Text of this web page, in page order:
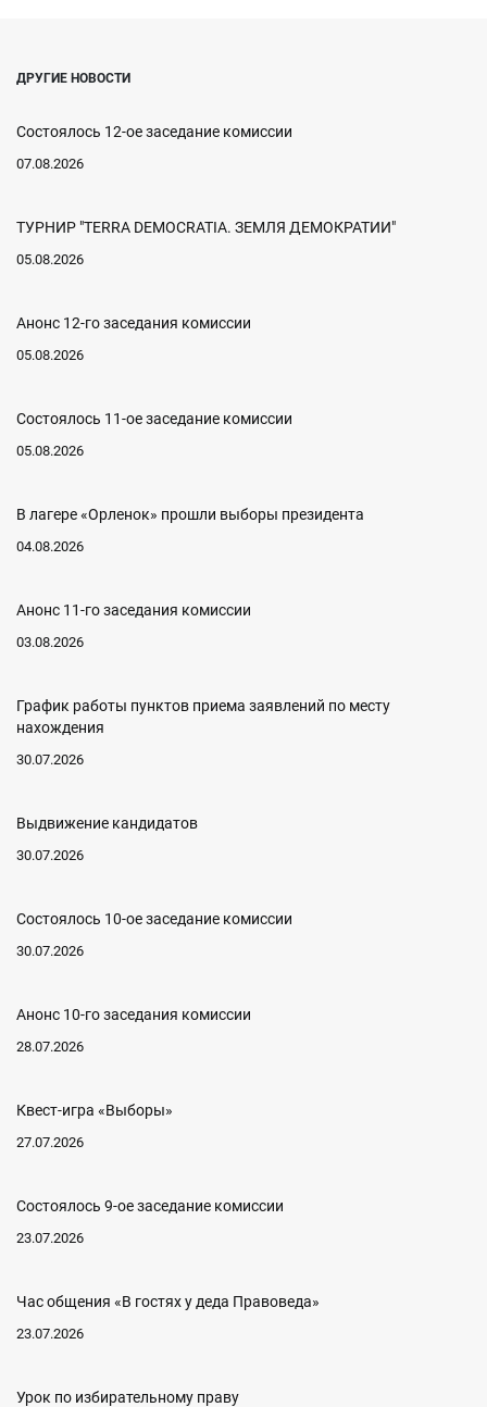
ДРУГИЕ НОВОСТИ
Состоялось 12-ое заседание комиссии
07.08.2026
ТУРНИР "TERRA DEMOCRATIA. ЗЕМЛЯ ДЕМОКРАТИИ"
05.08.2026
Анонс 12-го заседания комиссии
05.08.2026
Состоялось 11-ое заседание комиссии
05.08.2026
В лагере «Орленок» прошли выборы президента
04.08.2026
Анонс 11-го заседания комиссии
03.08.2026
График работы пунктов приема заявлений по месту
нахождения
30.07.2026
Выдвижение кандидатов
30.07.2026
Состоялось 10-ое заседание комиссии
30.07.2026
Анонс 10-го заседания комиссии
28.07.2026
Квест-игра «Выборы»
27.07.2026
Состоялось 9-ое заседание комиссии
23.07.2026
Час общения «В гостях у деда Правоведа»
23.07.2026
Урок по избирательному праву